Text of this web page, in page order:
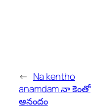
← Na kentho
anamdam నా కెంతో
ఆనందం